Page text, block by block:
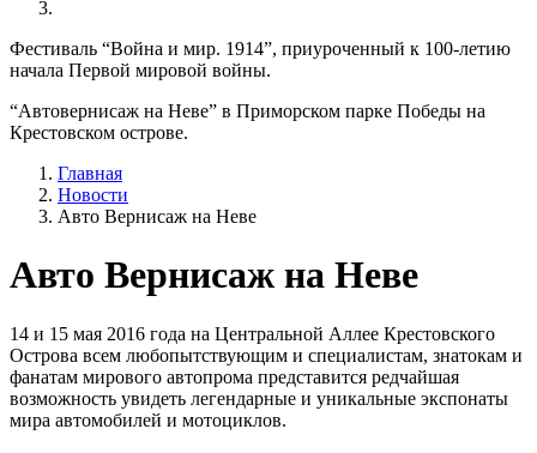
Фестиваль “Война и мир. 1914”, приуроченный к 100-летию
начала Первой мировой войны.
“Автовернисаж на Неве” в Приморском парке Победы на
Крестовском острове.
Главная
Новости
Авто Вернисаж на Неве
Авто Вернисаж на Неве
14 и 15 мая 2016 года на Центральной Аллее Крестовского
Острова всем любопытствующим и специалистам, знатокам и
фанатам мирового автопрома представится редчайшая
возможность увидеть легендарные и уникальные экспонаты
мира автомобилей и мотоциклов.